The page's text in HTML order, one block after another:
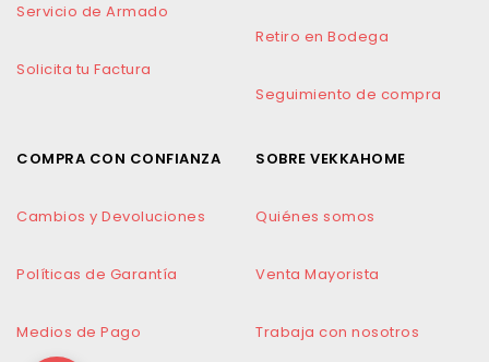
Servicio de Armado
Solicita tu Factura
Retiro en Bodega
Seguimiento de compra
COMPRA CON CONFIANZA
Cambios y Devoluciones
Políticas de Garantía
Medios de Pago
SOBRE VEKKAHOME
Quiénes somos
Venta Mayorista
Trabaja con nosotros